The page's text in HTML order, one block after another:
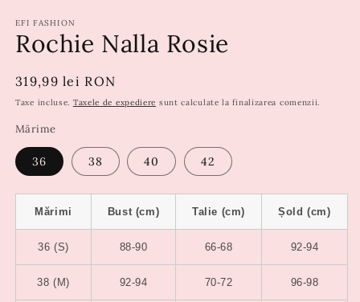
EFI FASHION
Rochie Nalla Rosie
Preț
obișnuit
319,99 lei RON
Taxe incluse. Taxele de expediere sunt calculate la finalizarea comenzii.
Mărime
36 38 40 42
Mărimi Bust (cm) Talie (cm) Șold (cm)
36 (S) 88-90 66-68 92-94
38 (M) 92-94 70-72 96-98